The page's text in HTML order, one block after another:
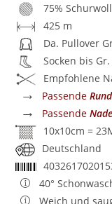
75%
425 m
Da. Pullover
Socken bis
Empfohlene
→ Passende
→ Passende
10x10cm =
Deutschland
40°
Weich und